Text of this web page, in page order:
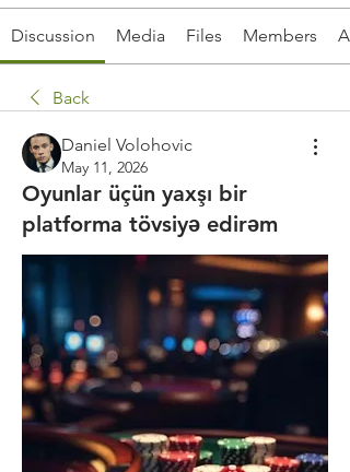
Discussion Media Files Members
Back
Daniel Volohovic
May 11, 2026
Oyunlar üçün yaxşı bir
platforma tövsiyə edirəm